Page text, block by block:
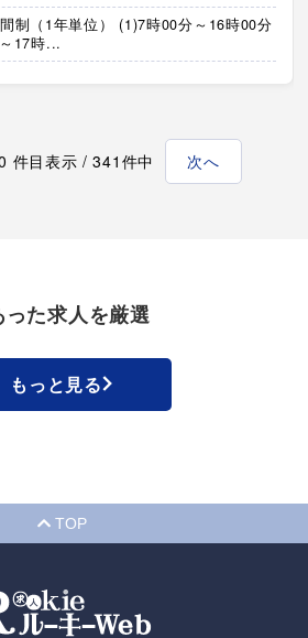
制（1年単位） (1)7時00分～16時00分
17時...
件目表示 / 341件中 次へ
た求人を厳選
もっと見る
TOP